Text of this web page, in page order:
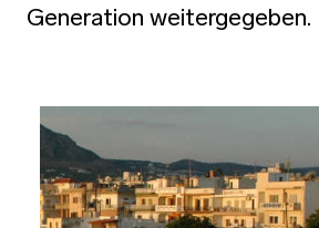
Generation weitergegeben.